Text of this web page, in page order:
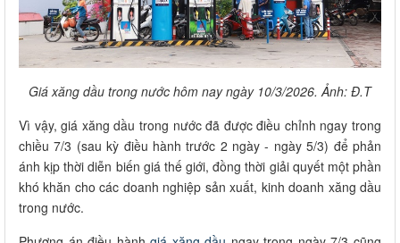
Giá xăng dầu trong nước hôm nay ngày 10/3/2026. Ảnh: Đ.T
Vì vậy, giá xăng dầu trong nước đã được điều chỉnh ngay trong
chiều 7/3 (sau kỳ điều hành trước 2 ngày - ngày 5/3) để phản
ánh kịp thời diễn biến giá thế giới, đồng thời giải quyết một phần
khó khăn cho các doanh nghiệp sản xuất, kinh doanh xăng dầu
trong nước.